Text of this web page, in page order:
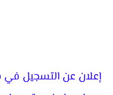
إعلان عن التسجيل في